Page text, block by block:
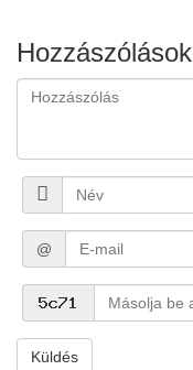
Hozzászólások
@
Küldés